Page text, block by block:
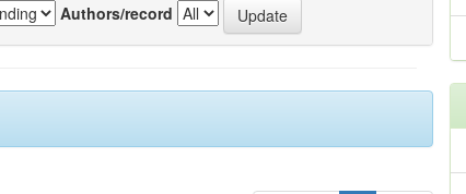
Authors/record